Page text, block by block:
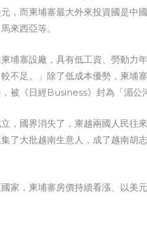
，而柬埔寨最大外來投資國是中
來西亞等。
埔寨設廠，具有低工資、勞動力
不足。」除了低成本優勢，柬埔
被《日經Business》封為「湄公
，國界消失了，柬越兩國人民往
了大批越南生意人，成了越南胡
家，柬埔寨房價持續看漲、以美